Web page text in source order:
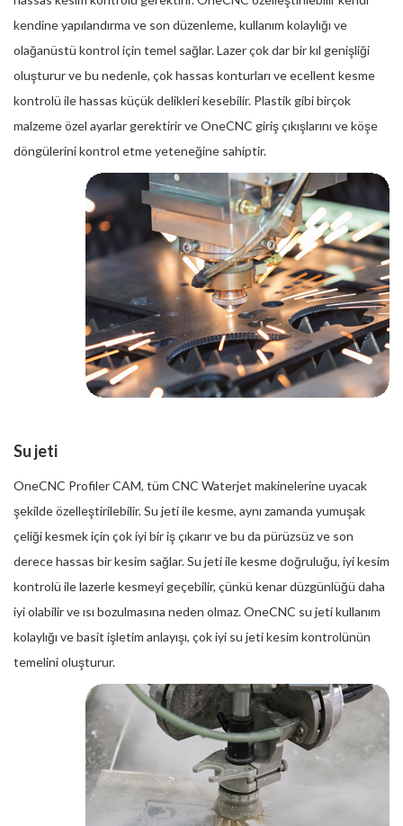
kendine yapılandırma ve son düzenleme, kullanım kolaylığı ve
olağanüstü kontrol için temel sağlar. Lazer çok dar bir kıl genişliği
oluşturur ve bu nedenle, çok hassas konturları ve ecellent kesme
kontrolü ile hassas küçük delikleri kesebilir. Plastik gibi birçok
malzeme özel ayarlar gerektirir ve OneCNC giriş çıkışlarını ve köşe
döngülerini kontrol etme yeteneğine sahiptir.
Su jeti
OneCNC Profiler CAM, tüm CNC Waterjet makinelerine uyacak
şekilde özelleştirilebilir. Su jeti ile kesme, aynı zamanda yumuşak
çeliği kesmek için çok iyi bir iş çıkarır ve bu da pürüzsüz ve son
derece hassas bir kesim sağlar. Su jeti ile kesme doğruluğu, iyi kesim
kontrolü ile lazerle kesmeyi geçebilir, çünkü kenar düzgünlüğü daha
iyi olabilir ve ısı bozulmasına neden olmaz. OneCNC su jeti kullanım
kolaylığı ve basit işletim anlayışı, çok iyi su jeti kesim kontrolünün
temelini oluşturur.